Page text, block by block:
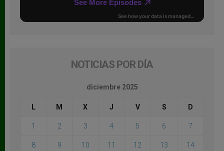
NOTICIAS POR DÍA
diciembre 2025
L M X J V S D
1 2 3 4 5 6 7
8 9 10 11 12 13 14